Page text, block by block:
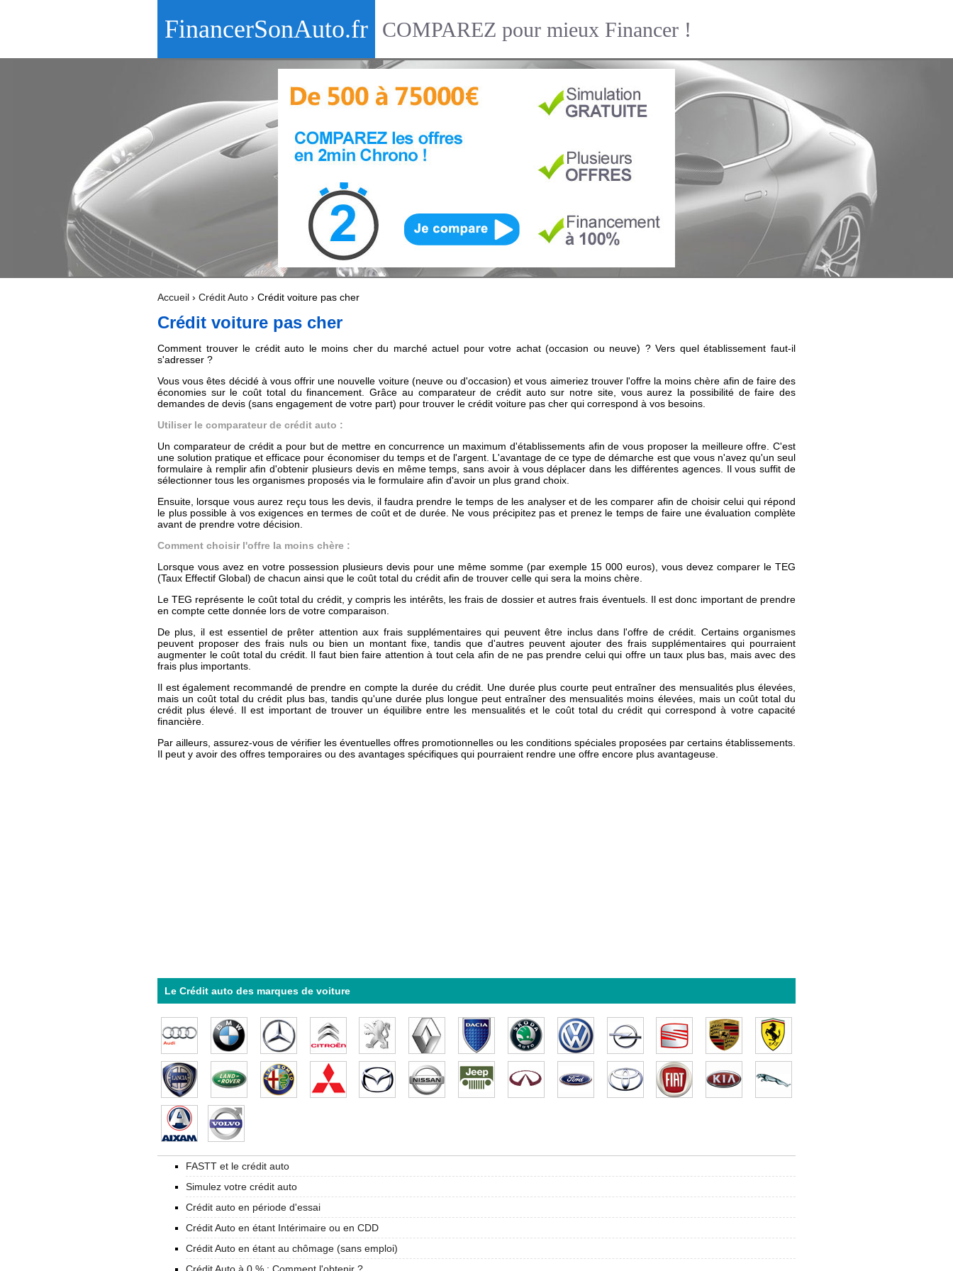
FinancerSonAuto.fr COMPAREZ pour mieux Financer !
Accueil › Crédit Auto › Crédit voiture pas cher
Crédit voiture pas cher
Comment trouver le crédit auto le moins cher du marché actuel pour votre achat (occasion ou neuve) ? Vers quel établissement faut-il
s'adresser ?
Vous vous êtes décidé à vous offrir une nouvelle voiture (neuve ou d'occasion) et vous aimeriez trouver l'offre la moins chère afin de faire des
économies sur le coût total du financement. Grâce au comparateur de crédit auto sur notre site, vous aurez la possibilité de faire des
demandes de devis (sans engagement de votre part) pour trouver le crédit voiture pas cher qui correspond à vos besoins.
Utiliser le comparateur de crédit auto :
Un comparateur de crédit a pour but de mettre en concurrence un maximum d'établissements afin de vous proposer la meilleure offre. C'est
une solution pratique et efficace pour économiser du temps et de l'argent. L'avantage de ce type de démarche est que vous n'avez qu'un seul
formulaire à remplir afin d'obtenir plusieurs devis en même temps, sans avoir à vous déplacer dans les différentes agences. Il vous suffit de
sélectionner tous les organismes proposés via le formulaire afin d'avoir un plus grand choix.
Ensuite, lorsque vous aurez reçu tous les devis, il faudra prendre le temps de les analyser et de les comparer afin de choisir celui qui répond
le plus possible à vos exigences en termes de coût et de durée. Ne vous précipitez pas et prenez le temps de faire une évaluation complète
avant de prendre votre décision.
Comment choisir l'offre la moins chère :
Lorsque vous avez en votre possession plusieurs devis pour une même somme (par exemple 15 000 euros), vous devez comparer le TEG
(Taux Effectif Global) de chacun ainsi que le coût total du crédit afin de trouver celle qui sera la moins chère.
Le TEG représente le coût total du crédit, y compris les intérêts, les frais de dossier et autres frais éventuels. Il est donc important de prendre
en compte cette donnée lors de votre comparaison.
De plus, il est essentiel de prêter attention aux frais supplémentaires qui peuvent être inclus dans l'offre de crédit. Certains organismes
peuvent proposer des frais nuls ou bien un montant fixe, tandis que d'autres peuvent ajouter des frais supplémentaires qui pourraient
augmenter le coût total du crédit. Il faut bien faire attention à tout cela afin de ne pas prendre celui qui offre un taux plus bas, mais avec des
frais plus importants.
Il est également recommandé de prendre en compte la durée du crédit. Une durée plus courte peut entraîner des mensualités plus élevées,
mais un coût total du crédit plus bas, tandis qu'une durée plus longue peut entraîner des mensualités moins élevées, mais un coût total du
crédit plus élevé. Il est important de trouver un équilibre entre les mensualités et le coût total du crédit qui correspond à votre capacité
financière.
Par ailleurs, assurez-vous de vérifier les éventuelles offres promotionnelles ou les conditions spéciales proposées par certains établissements.
Il peut y avoir des offres temporaires ou des avantages spécifiques qui pourraient rendre une offre encore plus avantageuse.
Le Crédit auto des marques de voiture
FASTT et le crédit auto
Simulez votre crédit auto
Crédit auto en période d'essai
Crédit Auto en étant Intérimaire ou en CDD
Crédit Auto en étant au chômage (sans emploi)